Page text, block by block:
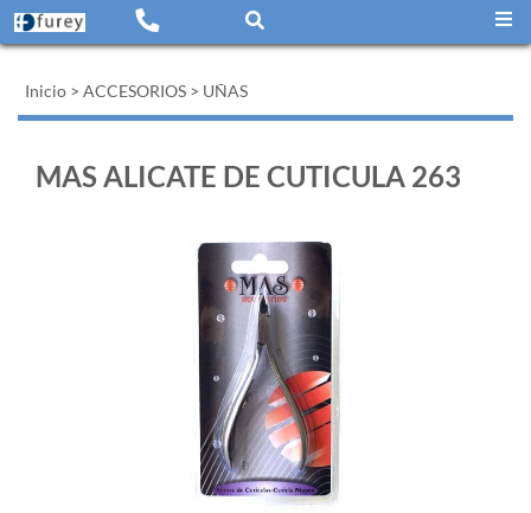
Inicio > ACCESORIOS > UÑAS
MAS ALICATE DE CUTICULA 263